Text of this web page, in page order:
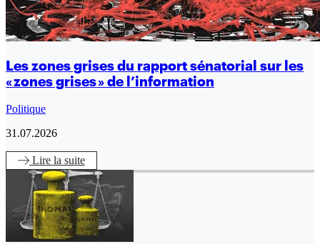
Les zones grises du rapport sénatorial sur les
« zones grises » de l’information
Politique
31.07.2026
Lire la suite